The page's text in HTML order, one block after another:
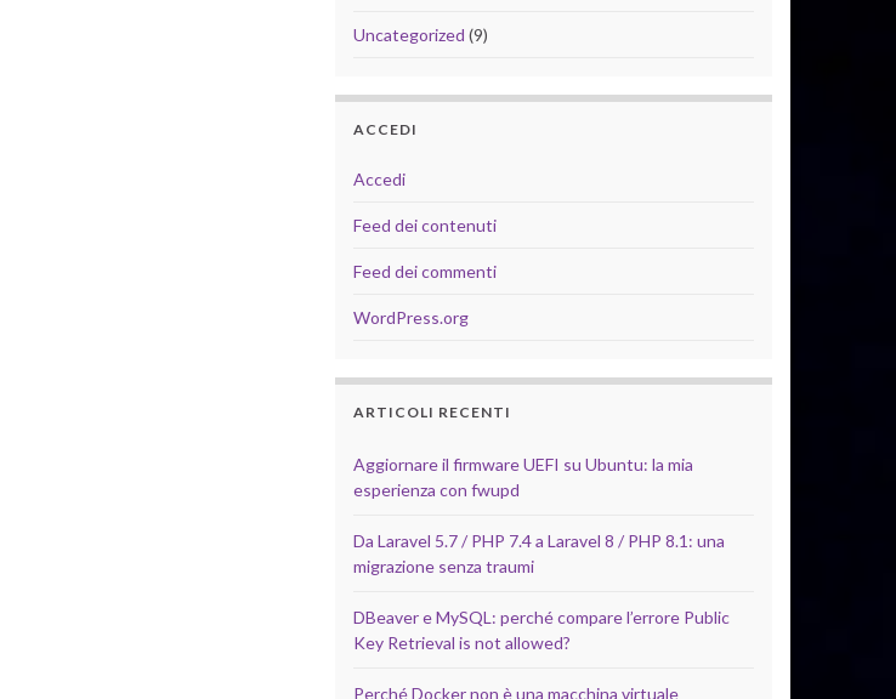
Uncategorized (9)
ACCEDI
Accedi
Feed dei contenuti
Feed dei commenti
WordPress.org
ARTICOLI RECENTI
Aggiornare il firmware UEFI su Ubuntu: la mia
esperienza con fwupd
Da Laravel 5.7 / PHP 7.4 a Laravel 8 / PHP 8.1: una
migrazione senza traumi
DBeaver e MySQL: perché compare l’errore Public
Key Retrieval is not allowed?
Perché Docker non è una macchina virtuale